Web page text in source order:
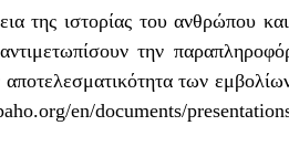
της ιστορίας του ανθρώπου
την
των
en/documents/